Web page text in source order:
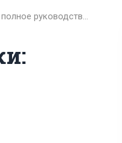
руководств…